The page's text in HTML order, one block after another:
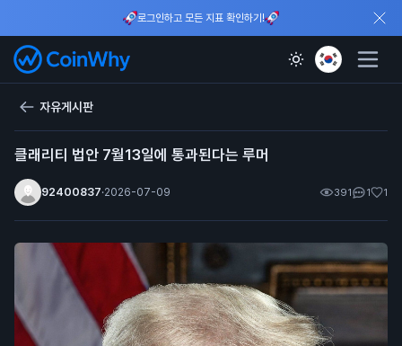
로그인하고 모든 지표 확인하기!
자유게시판
클래리티 법안 7월13일에 통과된다는 루머
92400837·2026-07-09 391 1 1